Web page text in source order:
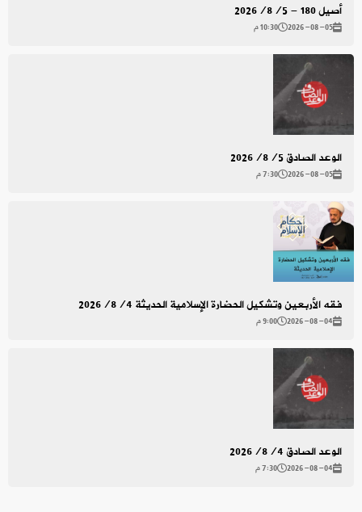
أصيل 180 - 2026/8/5
2026-08-05 10:30 م
الوعد الصادق 2026/8/5
2026-08-05 7:30 م
فقه الأربعين وتشكيل الحضارة الإسلامية الحديثة 2026/8/4
2026-08-04 9:00 م
الوعد الصادق 2026/8/4
2026-08-04 7:30 م